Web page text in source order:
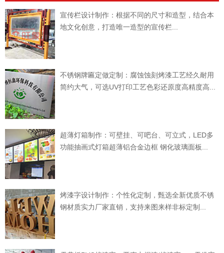
宣传栏设计制作：根据不同的尺寸和造型，结合本
地文化创意，打造唯一造型的宣传栏...
不锈钢牌匾定做定制：腐蚀蚀刻烤漆工艺经久耐用
简约大气，可选UV打印工艺色彩还原度高精度高...
超薄灯箱制作：可壁挂、可吧台、可立式，LED多
功能抽画式灯箱超薄铝合金边框 钢化玻璃面板...
烤漆字设计制作：个性化定制，甄选全新优质不锈
钢材质实力厂家直销，支持来图来样非标定制...